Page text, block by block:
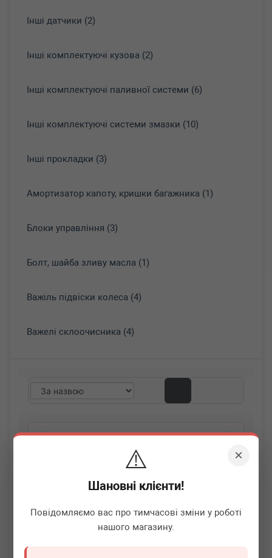
×
⚠️
Шановні клієнти!
Повідомляємо вас про тимчасові зміни у роботі
нашого магазину.
Інші датчики (2)
Інші комплектуючі кузова (2)
Інші комплектуючі паливної системи (6)
Інші комплектуючі системи змазки (10)
Інші прокладки (3)
Амортизатор капоту, кришки багажника (1)
Блоки управління (3)
Болт, шайба зливу масла (1)
Важіль підвіски колеса (4)
Важелі склоочисника (4)